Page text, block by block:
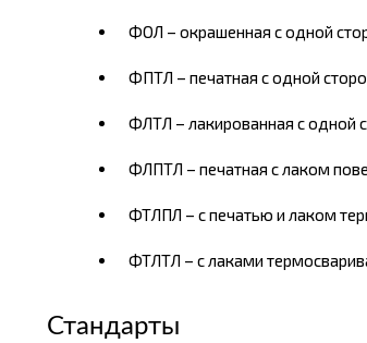
ФОЛ – окрашенная с одной
ФПТЛ – печатная с одной
ФЛТЛ – лакированная с одной
ФЛПТЛ – печатная с лаком
ФТЛПЛ – с печатью и лаком
ФТЛТЛ – с лаками
Стандарты